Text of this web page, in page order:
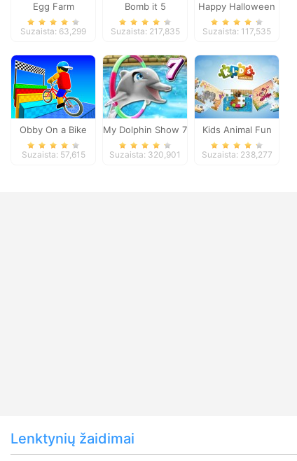
Egg Farm
Suzaista: 63,299
Bomb it 5
Suzaista: 217,835
Happy Halloween
Suzaista: 117,535
Obby On a Bike
Suzaista: 57,615
My Dolphin Show 7
Suzaista: 320,901
Kids Animal Fun
Suzaista: 238,277
Lenktynių žaidimai